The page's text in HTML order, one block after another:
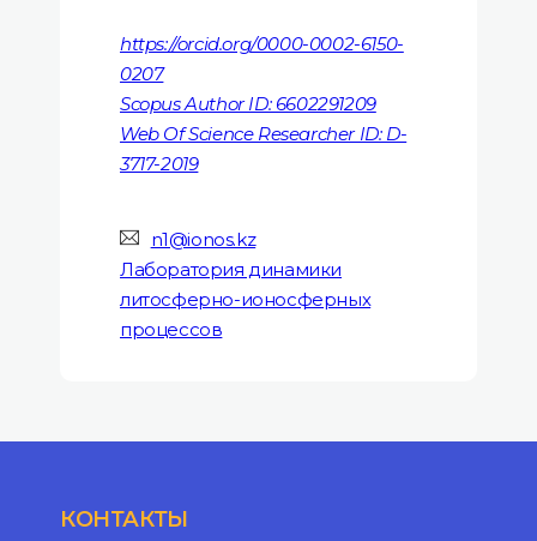
https://orcid.org/0000-0002-6150-
0207
Scopus Author ID: 6602291209
Web Of Science Researcher ID: D-
3717-2019
n1@ionos.kz
Лаборатория динамики
литосферно-ионосферных
процессов
КОНТАКТЫ